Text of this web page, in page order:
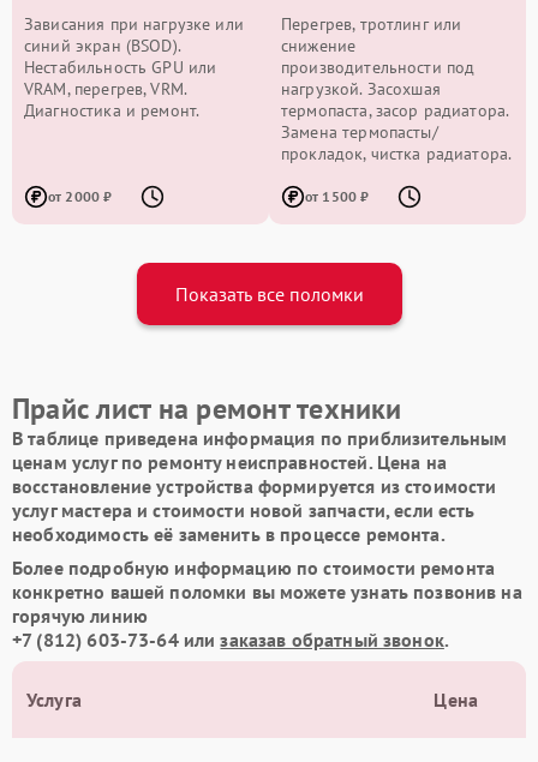
Зависания при нагрузке или
синий экран (BSOD).
Нестабильность GPU или
VRAM, перегрев, VRM.
Диагностика и ремонт.
от 2000 ₽
Перегрев, тротлинг или
снижение
производительности под
нагрузкой. Засохшая
термопаста, засор радиатора.
Замена термопасты/
прокладок, чистка радиатора.
от 1500 ₽
Показать все поломки
Прайс лист на ремонт техники
В таблице приведена информация по приблизительным
ценам услуг по ремонту неисправностей. Цена на
восстановление устройства формируется из стоимости
услуг мастера и стоимости новой запчасти, если есть
необходимость её заменить в процессе ремонта.
Более подробную информацию по стоимости ремонта
конкретно вашей поломки вы можете узнать позвонив на
горячую линию
+7 (812) 603-73-64илизаказав обратный звонок.
Услуга Цена